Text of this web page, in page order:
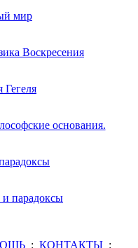
мир
Воскресения
основания.
парадоксы
: КОНТАКТЫ :